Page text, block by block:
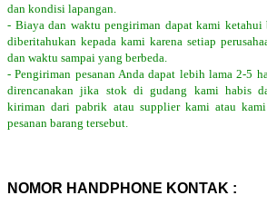
dan kondisi lapangan.
- Biaya dan waktu pengiriman dapat kami ketahui
diberitahukan kepada kami karena setiap
dan waktu sampai yang berbeda.
- Pengiriman pesanan Anda dapat lebih lama 2-5
direncanakan jika stok di gudang kami habis
kiriman dari pabrik atau supplier kami atau
pesanan barang tersebut.
NOMOR HANDPHONE KONTAK :